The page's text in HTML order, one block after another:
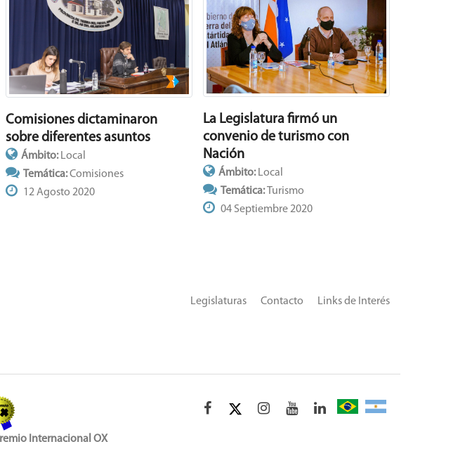
Comisiones dictaminaron
sobre diferentes asuntos
Ámbito: Local
Temática:Comisiones
12 Agosto 2020
La Legislatura firmó un
convenio de turismo con
Nación
Ámbito:Local
Temática:Turismo
04 Septiembre 2020
Links de Interés
Contacto
Legislaturas
Internacional OX